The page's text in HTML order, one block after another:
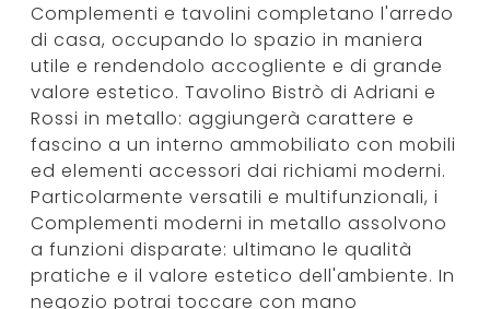
Complementi e tavolini completano l'arredo
di casa, occupando lo spazio in maniera
utile e rendendolo accogliente e di grande
valore estetico. Tavolino Bistrò di Adriani e
Rossi in metallo: aggiungerà carattere e
fascino a un interno ammobiliato con mobili
ed elementi accessori dai richiami moderni.
Particolarmente versatili e multifunzionali, i
Complementi moderni in metallo assolvono
a funzioni disparate: ultimano le qualità
pratiche e il valore estetico dell'ambiente. In
negozio potrai toccare con mano